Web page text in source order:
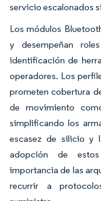
servicio escalonados
Los módulos
y desempeñan
identificación de
operadores. Los
prometen cobertura
de movimiento
simplificando los
escasez de silicio y
adopción de
importancia de las
recurrir a